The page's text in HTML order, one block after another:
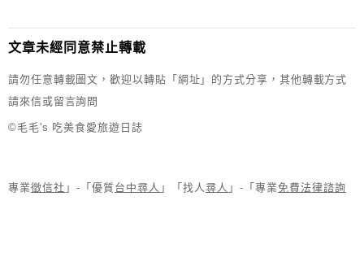
文章未經同意禁止轉載
請勿任意轉載圖文，歡迎以轉貼「網址」的方式分享，其他轉載方式
請來信或留言詢問
©毛毛's 吃美食愛旅遊日誌
專業徵信社 」-「優質台中尋人 」「找人 尋人 」-「專業免費法律諮詢